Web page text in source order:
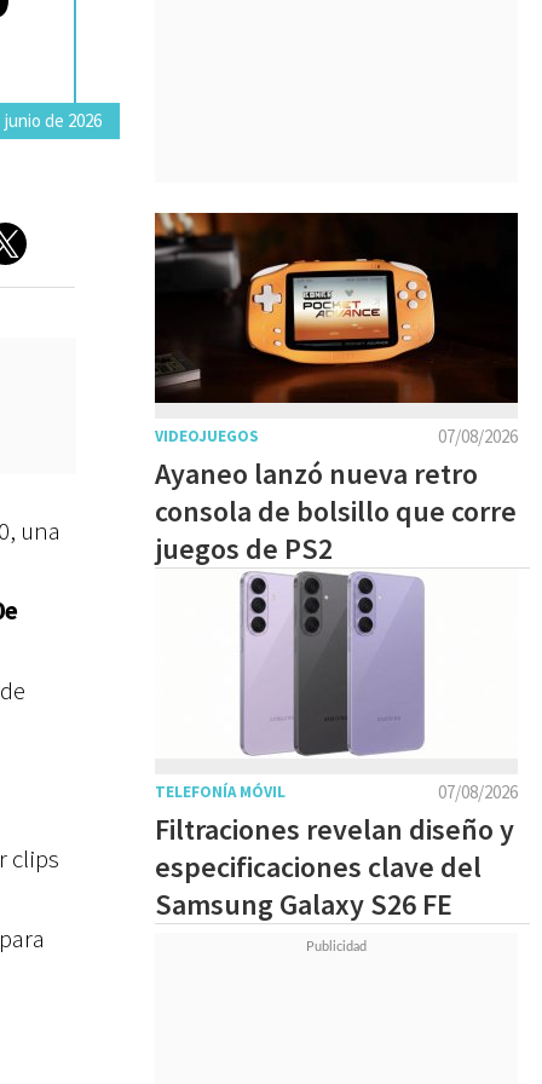
de 2026
una
clips
07/08/2026
VIDEOJUEGOS
Ayaneo lanzó nueva retro
consola de bolsillo que corre
juegos de PS2
07/08/2026
TELEFONÍA MÓVIL
Filtraciones revelan diseño y
especificaciones clave del
Samsung Galaxy S26 FE